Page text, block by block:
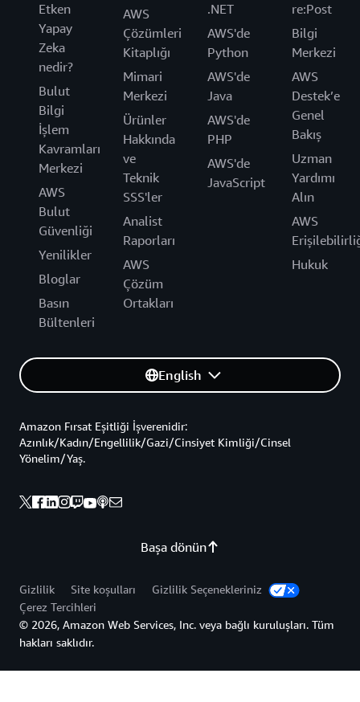
Etken
Yapay
Zeka
nedir?
Bulut
Bilgi
İşlem
Kavramları
Merkezi
AWS
Bulut
Güvenliği
Yenilikler
Bloglar
Basın
Bültenleri
AWS
Çözümleri
Kitaplığı
Mimari
Merkezi
Ürünler
Hakkında
ve
Teknik
SSS'ler
Analist
Raporları
AWS
Çözüm
Ortakları
.NET
AWS'de
Python
AWS'de
Java
AWS'de
PHP
AWS'de
JavaScript
re:Post
Bilgi
Merkezi
AWS
Destek’e
Genel
Bakış
Uzman
Yardımı
Alın
AWS
Hukuk
English
Başa dönün
Amazon Fırsat Eşitliği İşverenidir:
Azınlık/Kadın/Engellilik/Gazi/Cinsiyet Kimliği/Cinsel
Yönelim/Yaş.
Gizlilik Site koşulları
Gizlilik Seçenekleriniz
Çerez Tercihleri
© 2026, Amazon Web Services, Inc. veya bağlı kuruluşları. Tüm
hakları saklıdır.